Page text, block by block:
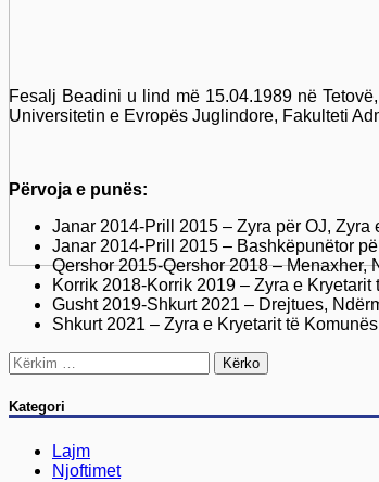
Fesalj Beadini u lind më 15.04.1989 në
Universitetin e Evropës Juglindore, Fakulteti
Përvoja e punës:
Janar 2014-Prill 2015 – Zyra për OJ, Zyra
Janar 2014-Prill 2015 – Bashkëpunëtor
Qershor 2015-Qershor 2018 – Menaxher,
Korrik 2018-Korrik 2019 – Zyra e
Gusht 2019-Shkurt 2021 – Drejtues,
Shkurt 2021 – Zyra e Kryetarit të
Kërko
për:
Kategori
Lajm
Njoftimet